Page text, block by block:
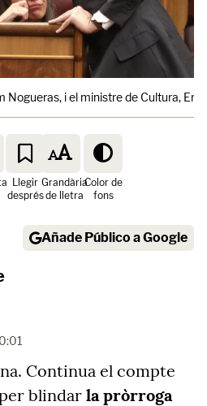
Nogueras, i el ministre de Cultura,
Llegir
després
Grandària
de lletra
Color de
fons
Añade Público a Google
Continua el compte
blindar la pròrroga